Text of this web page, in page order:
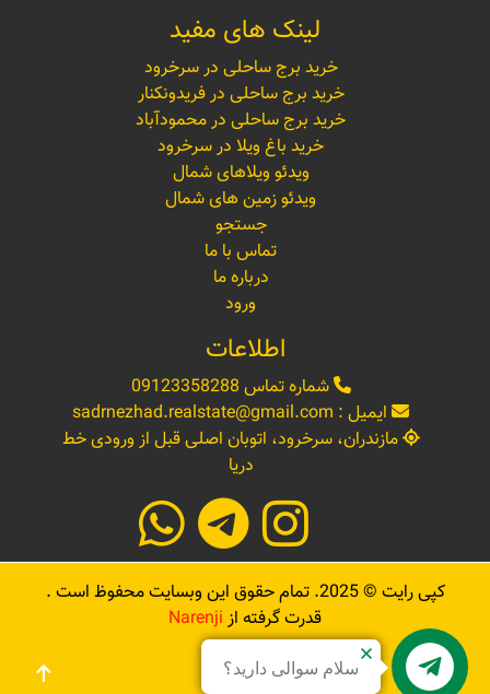
لینک های مفید
خرید برج ساحلی در سرخرود
خرید برج ساحلی در فریدونکنار
خرید برج ساحلی در محمودآباد
خرید باغ ویلا در سرخرود
ویدئو ویلاهای شمال
ویدئو زمین های شمال
جستجو
تماس با ما
درباره ما
ورود
اطلاعات
شماره تماس 09123358288
ایمیل : sadrnezhad.realstate@gmail.com
مازندران، سرخرود، اتوبان اصلی قبل از ورودی خط
دریا
کپی رایت ©2025. تمام حقوق این وبسایت محفوظ است .
قدرت گرفته از Narenji
Sadrnezhad
سلام سوالی دارید؟